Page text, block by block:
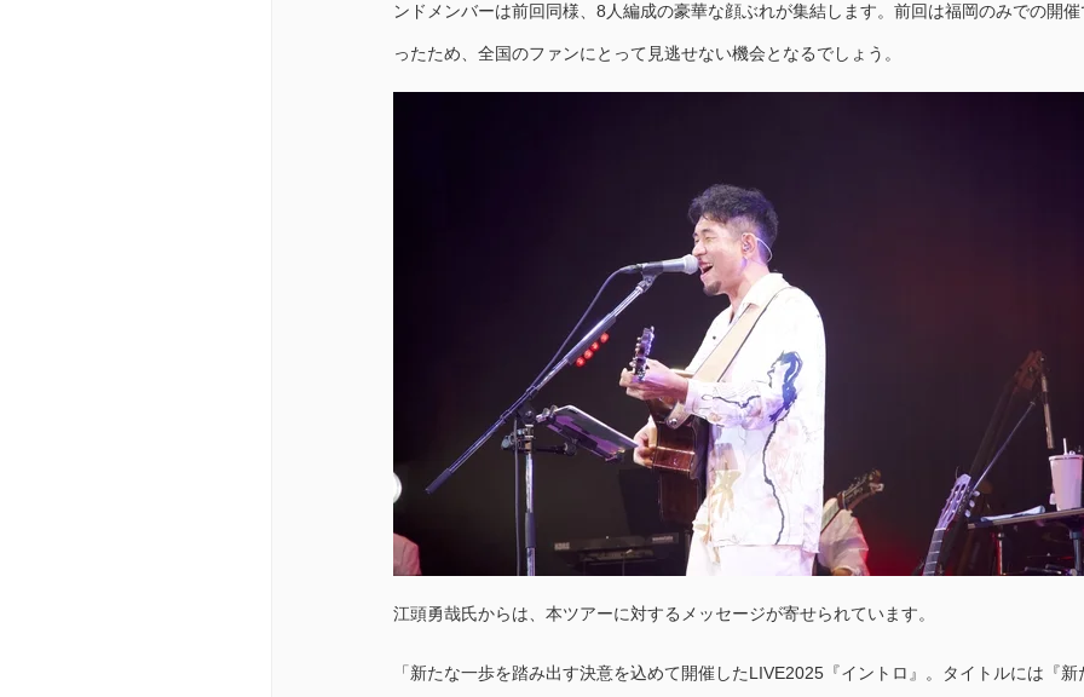
ンドメンバーは前回同様、8人編成の豪華な顔ぶれが集結します。前回は福岡のみでの開催
ったため、全国のファンにとって見逃せない機会となるでしょう。
江頭勇哉氏からは、本ツアーに対するメッセージが寄せられています。
「新たな一歩を踏み出す決意を込めて開催したLIVE2025『イントロ』。タイトルには『新